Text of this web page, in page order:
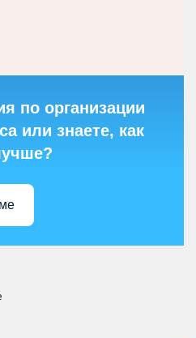
по организации
или знаете, как